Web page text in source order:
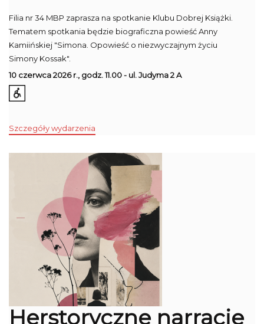
Filia nr 34 MBP zaprasza na spotkanie Klubu Dobrej Książki.
Tematem spotkania będzie biograficzna powieść Anny
Kamiińskiej "Simona. Opowieść o niezwyczajnym życiu
Simony Kossak".
10 czerwca 2026 r., godz. 11.00 - ul. Judyma 2 A
Szczegóły wydarzenia
Herstoryczne narracje